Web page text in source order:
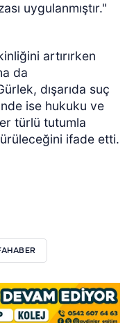
uygulanmıştır."
artırırken
da
dışarıda suç
ise hukuku ve
türlü tutumla
ifade etti.